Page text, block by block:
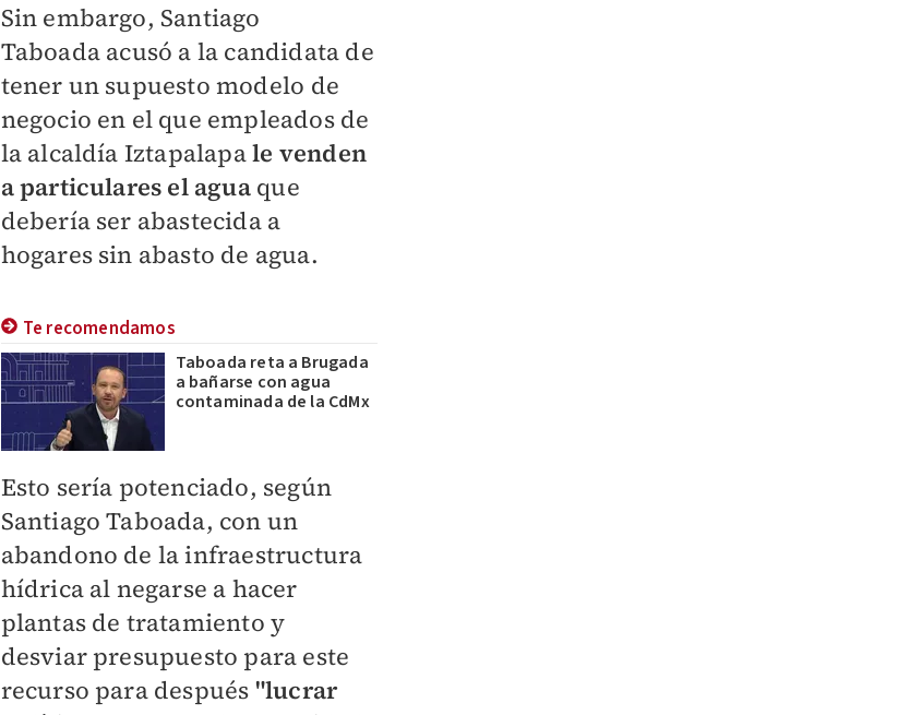
Sin embargo, Santiago
Taboada acusó a la candidata de
tener un supuesto modelo de
negocio en el que empleados de
la alcaldía Iztapalapale venden
a particulares el agua que
debería ser abastecida a
hogares sin abasto de agua.
Te recomendamos
Taboada reta a Brugada
a bañarse con agua
contaminada de la CdMx
Esto sería potenciado, según
Santiago Taboada, con un
abandono de la infraestructura
hídrica al negarse a hacer
plantas de tratamiento y
desviar presupuesto para este
recurso para después "lucrar